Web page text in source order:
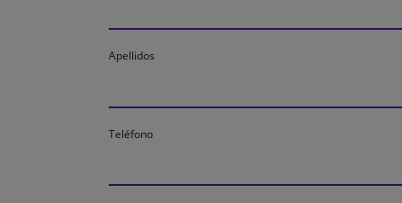
Apellidos
Teléfono